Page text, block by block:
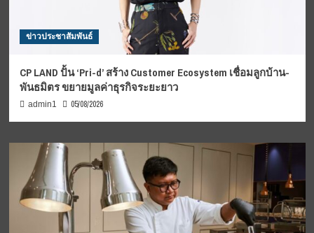
ข่าวประชาสัมพันธ์
CP LAND ปั้น ‘Pri-d’ สร้าง Customer Ecosystem เชื่อมลูกบ้าน-
พันธมิตร ขยายมูลค่าธุรกิจระยะยาว
admin1 05/08/2026